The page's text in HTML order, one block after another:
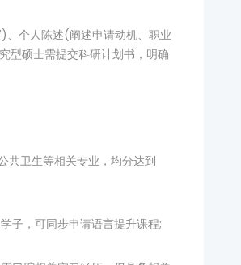
、个人陈述(阐述申请动机、职业
硕士需提交科研计划书，明确
共卫生等相关专业，均分达到
子，可同步申请语言提升课程;